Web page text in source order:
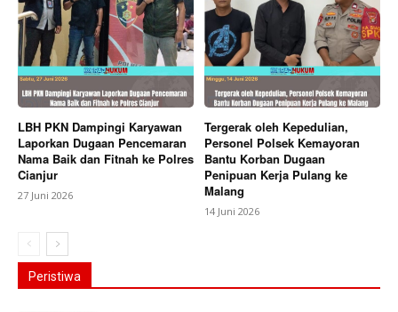
LBH PKN Dampingi Karyawan
Laporkan Dugaan Pencemaran
Nama Baik dan Fitnah ke Polres
Cianjur
27 Juni 2026
Tergerak oleh Kepedulian,
Personel Polsek Kemayoran
Bantu Korban Dugaan
Penipuan Kerja Pulang ke
Malang
14 Juni 2026
Peristiwa